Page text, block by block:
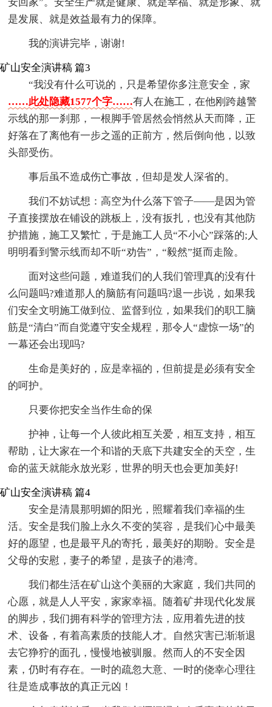
是发展、就是效益最有力的保障。
我的演讲完毕，谢谢!
矿山安全演讲稿 篇3
“我没有什么可说的，只是希望你多注意安全，家
……此处隐藏1577个字……有人在施工，在他刚跨越警
示线的那一刹那，一根脚手管居然会悄然从天而降，正
好落在了离他有一步之遥的正前方，然后倒向他，以致
头部受伤。
事后虽不造成伤亡事故，但却是发人深省的。
我们不妨试想：高空为什么落下管子——是因为管
子直接摆放在铺设的跳板上，没有扳扎，也没有其他防
护措施，施工又繁忙，于是施工人员“不小心”踩落的;人
明明看到警示线而却不听“劝告”，“毅然”挺而走险。
面对这些问题，难道我们的人我们管理真的没有什
么问题吗?难道那人的脑筋有问题吗?退一步说，如果我
们安全文明施工做到位、监督到位，如果我们的职工脑
筋是“清白”而自觉遵守安全规程，那令人“虚惊一场”的
一幕还会出现吗?
生命是美好的，应是幸福的，但前提是必须有安全
的呵护。
只要你把安全当作生命的保
护神，让每一个人彼此相互关爱，相互支持，相互
帮助，让大家在一个和谐的天底下共建安全的天空，生
命的蓝天就能永放光彩，世界的明天也会更加美好!
矿山安全演讲稿 篇4
安全是清晨那明媚的阳光，照耀着我们幸福的生
活。安全是我们脸上永久不变的笑容，是我们心中最美
好的愿望，也是最平凡的寄托，最美好的期盼。安全是
父母的安慰，妻子的希望，是孩子的港湾。
我们都生活在矿山这个美丽的大家庭，我们共同的
心愿，就是人人平安，家家幸福。随着矿井现代化发展
的脚步，我们拥有科学的管理方法，应用着先进的技
术、设备，有着高素质的技能人才。自然灾害已渐渐退
去它狰狞的面孔，慢慢地被驯服。然而人的不安全因
素，仍时有存在。一时的疏忽大意、一时的侥幸心理往
往是造成事故的真正元凶！